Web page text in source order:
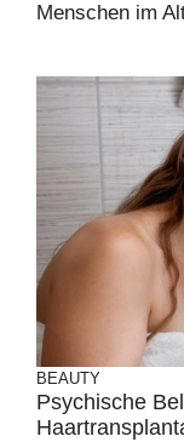
Menschen im
BEAUTY
Psychische